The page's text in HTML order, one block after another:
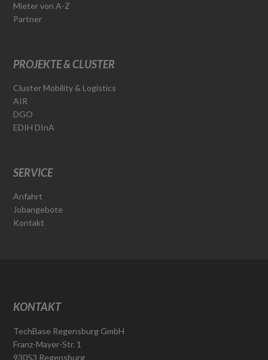
Mieter von A-Z
Partner
PROJEKTE & CLUSTER
Cluster Mobility & Logistics
AIR
DGO
EDIH DInA
SERVICE
Anfahrt
Jobangebote
Kontakt
KONTAKT
TechBase Regensburg GmbH
Franz-Mayer-Str. 1
93053 Regensburg